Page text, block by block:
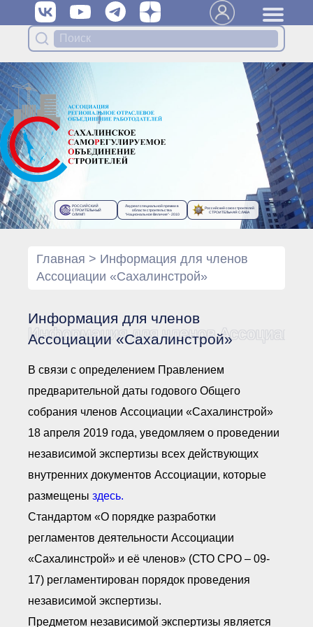
Органы управления Ассоциации
● Общее собрание членов
● Генеральный директор
Специализированные органы
● Контрольный комитет
● Дисциплинарный комитет
● Архив
Протоколы органов управления
● Протоколы Правления
Документы Ассоциации
документы
● Сбор предложений во
Финансовая отчетность
Компенсационный фонд
Реестры Ассоциации
Ассоциации
● Реестр членов
объединения
работодателей
● Реестр членов
Застройщиков
РОССИЙСКИЙ
СТРОИТЕЛЬНЫЙ
ОЛИМП
Лауреат специальной премии в
области строительства
“Национальное Величие”- 2010
Российский союз строителей
СТРОИТЕЛЬНАЯ СЛАВА
Главная > Информация для членов
Ассоциации «Сахалинстрой»
Информация для членов
Ассоциации «Сахалинстрой»
Информация для членов
В связи с определением Правлением
предварительной даты годового Общего
собрания членов Ассоциации «Сахалинстрой»
18 апреля 2019 года, уведомляем о проведении
независимой экспертизы всех действующих
внутренних документов Ассоциации, которые
размещены здесь.
Стандартом «О порядке разработки
регламентов деятельности Ассоциации
«Сахалинстрой» и её членов» (СТО СРО – 09-
17) регламентирован порядок проведения
независимой экспертизы.
Предметом независимой экспертизы является